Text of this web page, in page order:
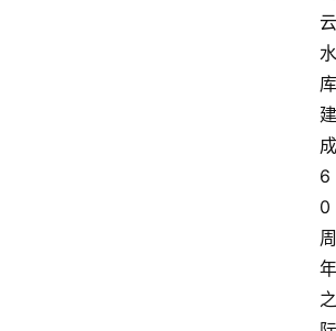
云
水
库
建
成
6
0
周
年
之